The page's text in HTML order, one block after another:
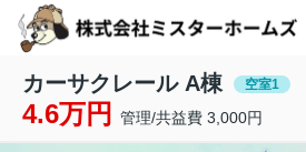
カーサクレール A棟 空室1
4.6万円 管理/共益費 3,000円